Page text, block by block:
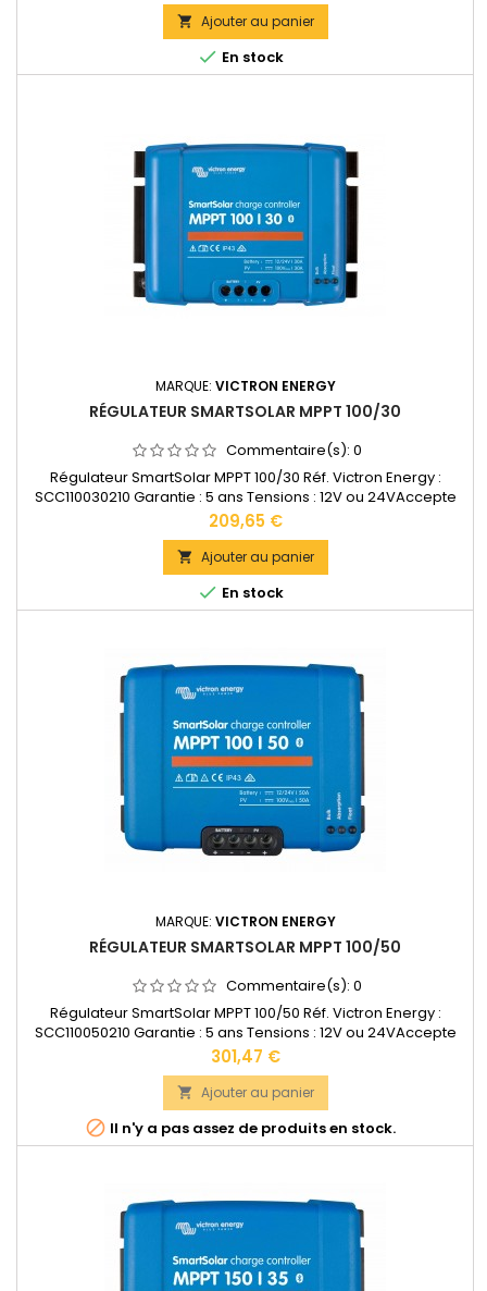
en 48V jusqu'à 1160W de panneaux solaires.Bornes de
puissance: 6 mm2 Dimensions : 100 x 113 x 60 mm Poids :
0,65kg...
 Ajouter au panier
 En stock
MARQUE: VICTRON ENERGY
RÉGULATEUR SMARTSOLAR MPPT 100/30
Commentaire(s): 0
Régulateur SmartSolar MPPT 100/30 Réf. Victron Energy :
SCC110030210 Garantie : 5 ans Tensions : 12V ou 24VAccepte
en 12V jusqu'à 440W de panneaux solaires. Accepte en 24V
jusqu'à 880W de panneaux solaires.Bornes de puissance: 16
mm2 Dimensions : 100 x 113 x 70 mm Poids : 1,3kg
Documentation technique disponible dans les "DOCUMENTS...
Prix
209,65 €
 Ajouter au panier
 En stock
MARQUE: VICTRON ENERGY
RÉGULATEUR SMARTSOLAR MPPT 100/50
Commentaire(s): 0
Régulateur SmartSolar MPPT 100/50 Réf. Victron Energy :
SCC110050210 Garantie : 5 ans Tensions : 12V ou 24VAccepte
en 12V jusqu'à 700W de panneaux solaires. Accepte en 24V
jusqu'à 1400W de panneaux solaires.Bornes de puissance: 16
mm2 Dimensions : 130 x 186 x 70 mm Poids : 1,3kg
Documentation technique disponible dans les "DOCUMENTS...
Prix
301,47 €
 Ajouter au panier
 Il n'y a pas assez de produits en stock.